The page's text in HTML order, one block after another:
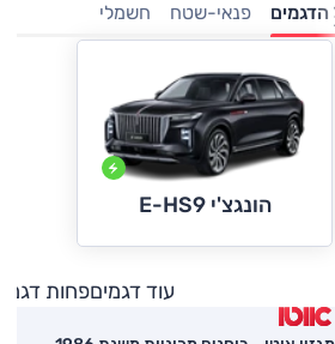
הדגמים פנאי-שטח חשמלי
הונגצ'י E-HS9
עוד דגמיםפחות דגמים